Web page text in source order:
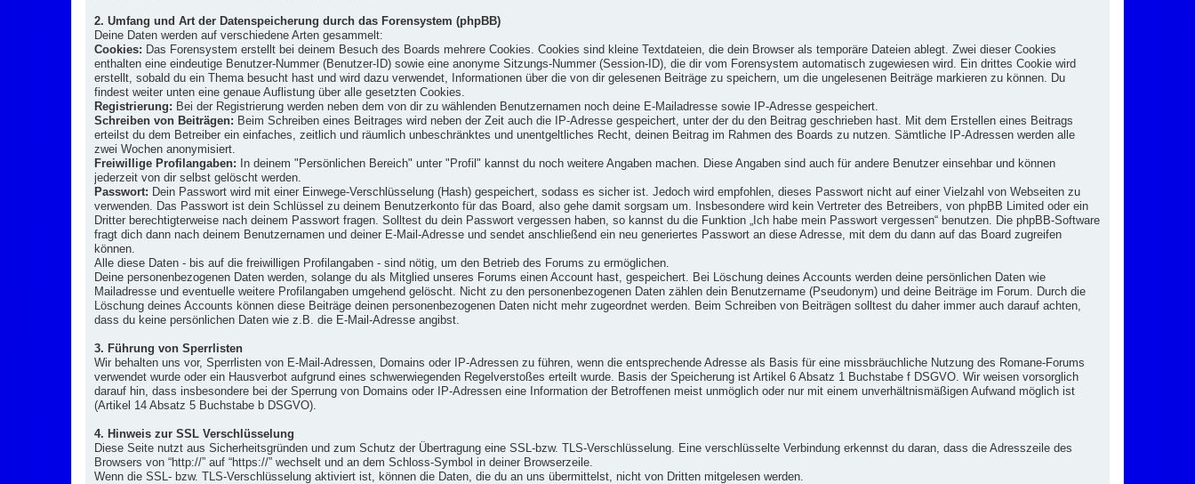
2. Umfang und Art der Datenspeicherung durch das Forensystem (phpBB)
Deine Daten werden auf verschiedene Arten gesammelt:
Cookies: Das Forensystem erstellt bei deinem Besuch des Boards mehrere Cookies. Cookies sind kleine Textdateien, die dein Browser als temporäre Dateien ablegt. Zwei dieser Cookies
enthalten eine eindeutige Benutzer-Nummer (Benutzer-ID) sowie eine anonyme Sitzungs-Nummer (Session-ID), die dir vom Forensystem automatisch zugewiesen wird. Ein drittes Cookie wird
erstellt, sobald du ein Thema besucht hast und wird dazu verwendet, Informationen über die von dir gelesenen Beiträge zu speichern, um die ungelesenen Beiträge markieren zu können. Du
findest weiter unten eine genaue Auflistung über alle gesetzten Cookies.
Registrierung: Bei der Registrierung werden neben dem von dir zu wählenden Benutzernamen noch deine E-Mailadresse sowie IP-Adresse gespeichert.
Schreiben von Beiträgen: Beim Schreiben eines Beitrages wird neben der Zeit auch die IP-Adresse gespeichert, unter der du den Beitrag geschrieben hast. Mit dem Erstellen eines Beitrags
erteilst du dem Betreiber ein einfaches, zeitlich und räumlich unbeschränktes und unentgeltliches Recht, deinen Beitrag im Rahmen des Boards zu nutzen. Sämtliche IP-Adressen werden alle
zwei Wochen anonymisiert.
Freiwillige Profilangaben:
In deinem "Persönlichen Bereich" unter "Profil" kannst du noch weitere Angaben machen. Diese Angaben sind auch für andere Benutzer einsehbar und können
jederzeit von dir selbst gelöscht werden.
Passwort: Dein Passwort wird mit einer Einwege-Verschlüsselung (Hash) gespeichert, sodass es sicher ist. Jedoch wird empfohlen, dieses Passwort nicht auf einer Vielzahl von Webseiten zu
verwenden. Das Passwort ist dein Schlüssel zu deinem Benutzerkonto für das Board, also gehe damit sorgsam um. Insbesondere wird kein Vertreter des Betreibers, von phpBB Limited oder ein
Dritter berechtigterweise nach deinem Passwort fragen. Solltest du dein Passwort vergessen haben, so kannst du die Funktion „Ich habe mein Passwort vergessen“ benutzen. Die phpBB-Software
fragt dich dann nach deinem Benutzernamen und deiner E-Mail-Adresse und sendet anschließend ein neu generiertes Passwort an diese Adresse, mit dem du dann auf das Board zugreifen
können.
Alle diese Daten - bis auf die freiwilligen Profilangaben - sind nötig, um den Betrieb des Forums zu ermöglichen.
Deine personenbezogenen Daten werden, solange du als Mitglied unseres Forums einen Account hast, gespeichert. Bei Löschung deines Accounts werden deine persönlichen Daten wie
Mailadresse und eventuelle weitere Profilangaben umgehend gelöscht. Nicht zu den personenbezogenen Daten zählen dein Benutzername (Pseudonym) und deine Beiträge im Forum. Durch die
Löschung deines Accounts können diese Beiträge deinen personenbezogenen Daten nicht mehr zugeordnet werden. Beim Schreiben von Beiträgen solltest du daher immer auch darauf achten,
dass du keine persönlichen Daten wie z.B. die E-Mail-Adresse angibst.
3. Führung von Sperrlisten
Wir behalten uns vor, Sperrlisten von E-Mail-Adressen, Domains oder IP-Adressen zu führen, wenn die entsprechende Adresse als Basis für eine missbräuchliche Nutzung des Romane-Forums
verwendet wurde oder ein Hausverbot aufgrund eines schwerwiegenden Regelverstoßes erteilt wurde. Basis der Speicherung ist Artikel 6 Absatz 1 Buchstabe f DSGVO. Wir weisen vorsorglich
darauf hin, dass insbesondere bei der Sperrung von Domains oder IP-Adressen eine Information der Betroffenen meist unmöglich oder nur mit einem unverhältnismäßigen Aufwand möglich ist
(Artikel 14 Absatz 5 Buchstabe b DSGVO).
4. Hinweis zur SSL Verschlüsselung
Diese Seite nutzt aus Sicherheitsgründen und zum Schutz der Übertragung eine SSL-bzw. TLS-Verschlüsselung. Eine verschlüsselte Verbindung erkennst du daran, dass die Adresszeile des
Browsers von “http://” auf “https://” wechselt und an dem Schloss-Symbol in deiner Browserzeile.
Wenn die SSL- bzw. TLS-Verschlüsselung aktiviert ist, können die Daten, die du an uns übermittelst, nicht von Dritten mitgelesen werden.